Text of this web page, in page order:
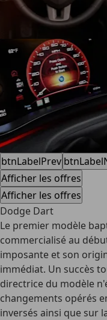
btnLabelPrev
Afficher les offres
Afficher les offres
Dodge Dart
Le premier modèle
commercialisé au
imposante et son
immédiat. Un succès
directrice du modèle
changements opérés
inversés ainsi que sur